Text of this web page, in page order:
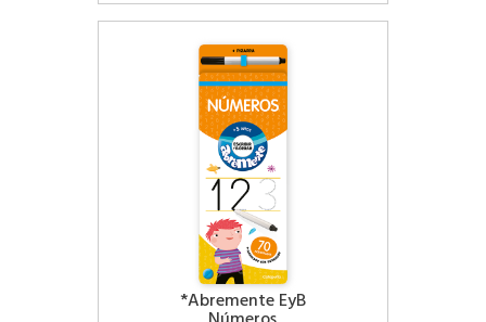
*Abremente EyB